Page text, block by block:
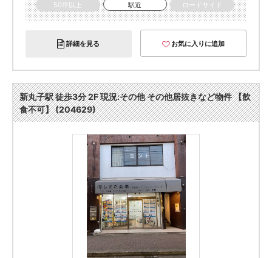
50坪以上
駅近 ロードサイド
詳細を見る お気に入りに追加
新丸子駅 徒歩3分 2F 現況:その他 その他居抜きなど物件 【飲
食不可】 (204629)